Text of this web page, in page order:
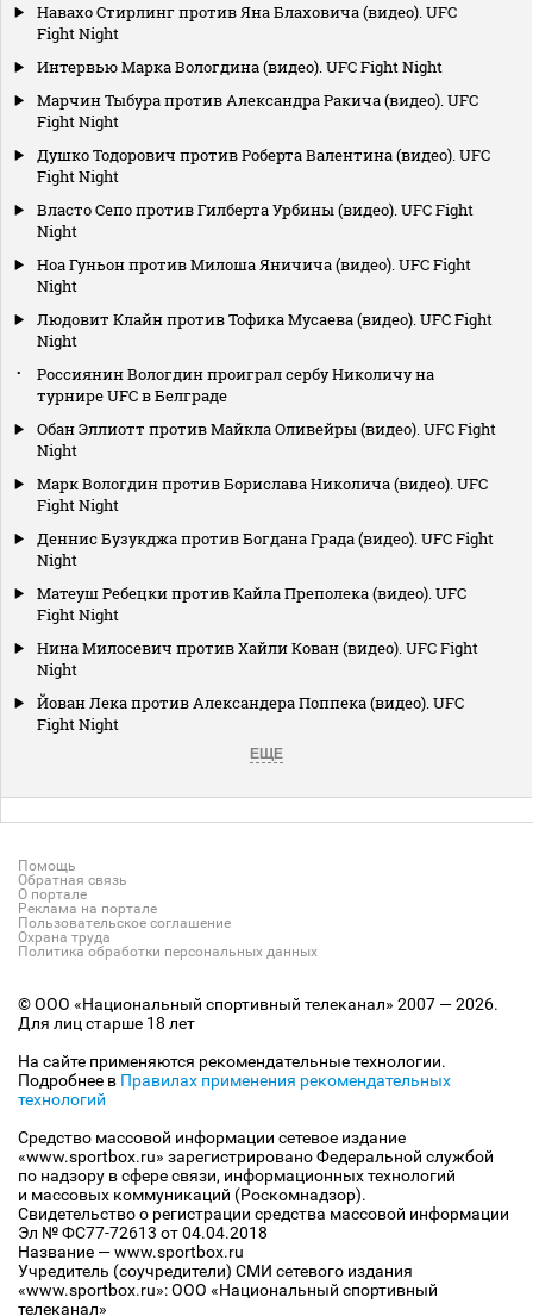
Навахо Стирлинг против Яна Блаховича (видео). UFC
Fight Night
Интервью Марка Вологдина (видео). UFC Fight Night
Марчин Тыбура против Александра Ракича (видео). UFC
Fight Night
Душко Тодорович против Роберта Валентина (видео). UFC
Fight Night
Власто Сепо против Гилберта Урбины (видео). UFC Fight
Night
Ноа Гуньон против Милоша Яничича (видео). UFC Fight
Night
Людовит Клайн против Тофика Мусаева (видео). UFC Fight
Night
Россиянин Вологдин проиграл сербу Николичу на
турнире UFC в Белграде
Обан Эллиотт против Майкла Оливейры (видео). UFC Fight
Night
Марк Вологдин против Борислава Николича (видео). UFC
Fight Night
Деннис Бузукджа против Богдана Града (видео). UFC Fight
Night
Матеуш Ребецки против Кайла Преполека (видео). UFC
Fight Night
Нина Милосевич против Хайли Кован (видео). UFC Fight
Night
Йован Лека против Александера Поппека (видео). UFC
Fight Night
ЕЩЕ
Помощь
Обратная связь
О портале
Реклама на портале
Пользовательское соглашение
Охрана труда
Политика обработки персональных данных
© ООО «Национальный спортивный телеканал» 2007 — 2026.
Для лиц старше 18 лет
На сайте применяются рекомендательные технологии.
Подробнее в Правилах применения рекомендательных
технологий
Средство массовой информации сетевое издание
«www.sportbox.ru» зарегистрировано Федеральной службой
по надзору в сфере связи, информационных технологий
и массовых коммуникаций (Роскомнадзор).
Свидетельство о регистрации средства массовой информации
Эл № ФС77-72613 от 04.04.2018
Название — www.sportbox.ru
Учредитель (соучредители) СМИ сетевого издания
«www.sportbox.ru»: ООО «Национальный спортивный
телеканал»